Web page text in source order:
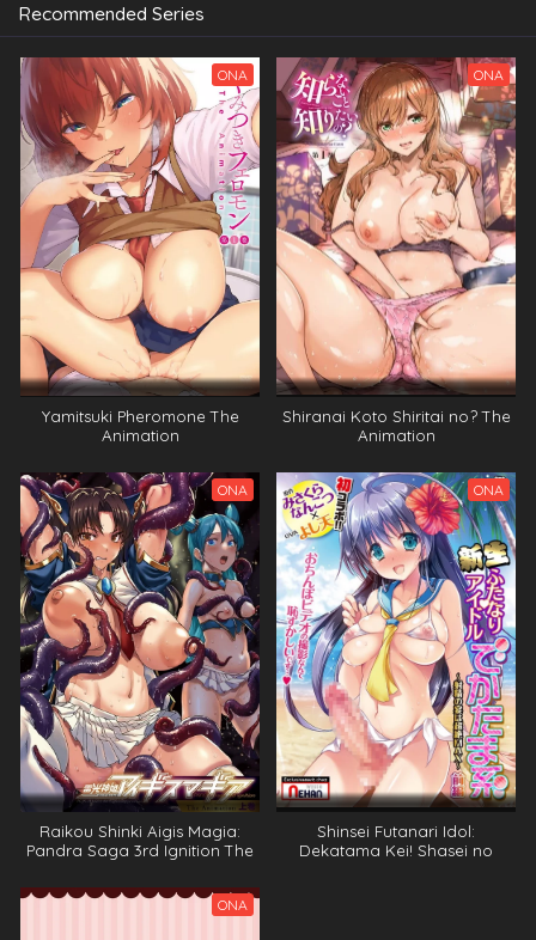
Recommended Series
ONA
Yamitsuki Pheromone The
Animation
ONA
Shiranai Koto Shiritai no? The
Animation
ONA
Raikou Shinki Aigis Magia:
Pandra Saga 3rd Ignition The
ONA
Shinsei Futanari Idol:
Dekatama Kei! Shasei no
ONA